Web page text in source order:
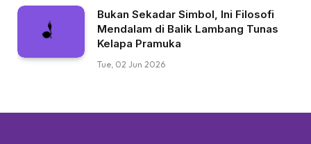
Bukan Sekadar Simbol, Ini Filosofi
Mendalam di Balik Lambang Tunas
Kelapa Pramuka
Tue, 02 Jun 2026